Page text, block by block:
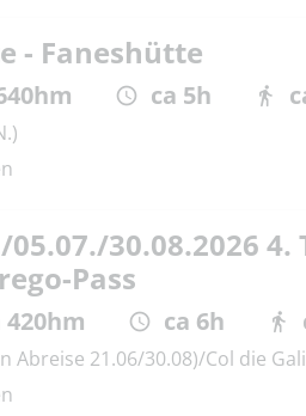
- Faneshütte
ca 5h
30.08.2026 4.
Pass
420hm ca 6h
Abreise 21.06/30.08)/Col die